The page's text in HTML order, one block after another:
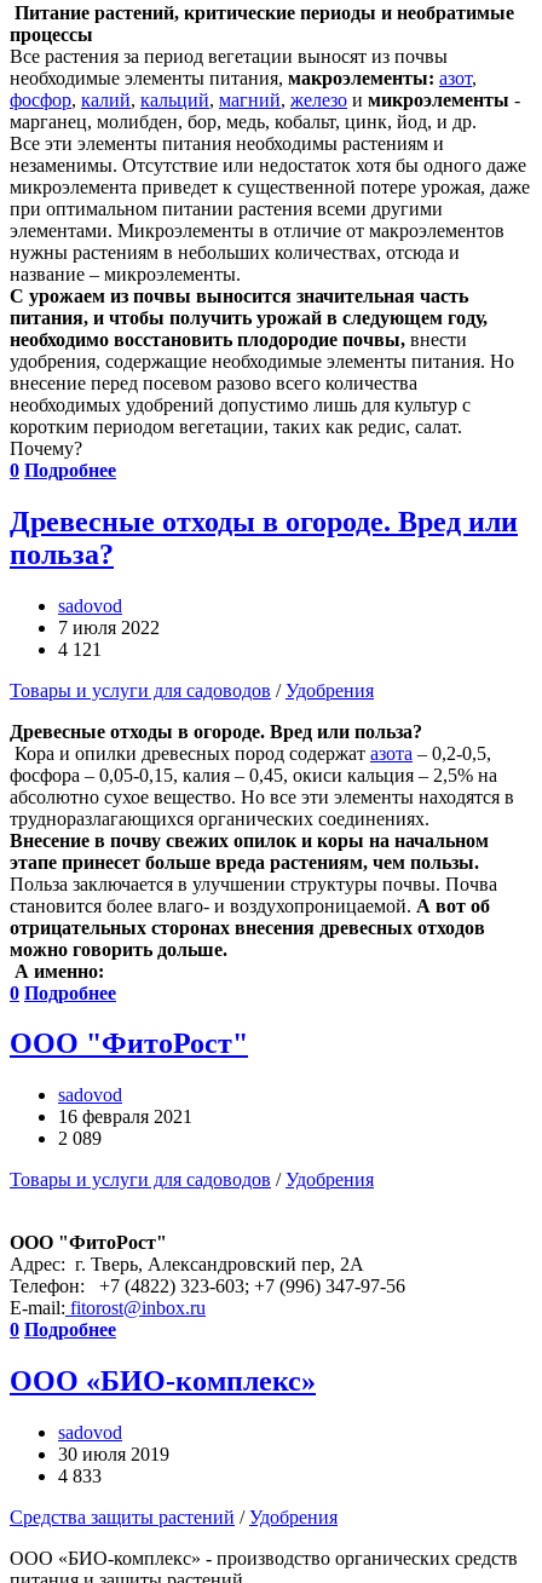
Питание растений, критические периоды и необратимые
процессы
Все растения за период вегетации выносят из почвы
необходимые элементы питания, макроэлементы: азот,
фосфор, калий, кальций, магний, железо и микроэлементы -
марганец, молибден, бор, медь, кобальт, цинк, йод, и др.
Все эти элементы питания необходимы растениям и
незаменимы. Отсутствие или недостаток хотя бы одного даже
микроэлемента приведет к существенной потере урожая, даже
при оптимальном питании растения всеми другими
элементами. Микроэлементы в отличие от макроэлементов
нужны растениям в небольших количествах, отсюда и
название – микроэлементы.
С урожаем из почвы выносится значительная часть
питания, и чтобы получить урожай в следующем году,
необходимо восстановить плодородие почвы, внести
удобрения, содержащие необходимые элементы питания. Но
внесение перед посевом разово всего количества
необходимых удобрений допустимо лишь для культур с
коротким периодом вегетации, таких как редис, салат.
Почему?
0 Подробнее
Древесные отходы в огороде. Вред или
польза?
sadovod
7 июля 2022
4 121
Товары и услуги для садоводов /Удобрения
Древесные отходы в огороде. Вред или польза?
Кора и опилки древесных пород содержат азота – 0,2-0,5,
фосфора – 0,05-0,15, калия – 0,45, окиси кальция – 2,5% на
абсолютно сухое вещество. Но все эти элементы находятся в
трудноразлагающихся органических соединениях.
Внесение в почву свежих опилок и коры на начальном
этапе принесет больше вреда растениям, чем пользы.
Польза заключается в улучшении структуры почвы. Почва
становится более влаго- и воздухопроницаемой. А вот об
отрицательных сторонах внесения древесных отходов
можно говорить дольше.
А именно:
0 Подробнее
ООО "ФитоРост"
sadovod
16 февраля 2021
2 089
Товары и услуги для садоводов /Удобрения
ООО "ФитоРост"
Адрес: г. Тверь, Александровский пер, 2А
Телефон: +7 (4822) 323-603; +7 (996) 347-97-56
E-mail: fitorost@inbox.ru
0 Подробнее
ООО «БИО-комплекс»
sadovod
30 июля 2019
4 833
Средства защиты растений /Удобрения
ООО «БИО-комплекс» - производство органических средств